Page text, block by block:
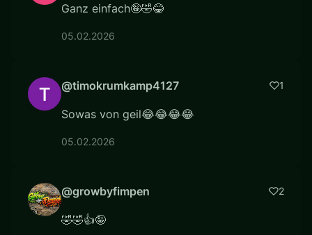
Ganz einfach🤪🤣😂
05.02.2026
@timokrumkamp4127 1
Sowas von geil😂😂😂😂
05.02.2026
@growbyfimpen 2
🤣🤣👍🤪